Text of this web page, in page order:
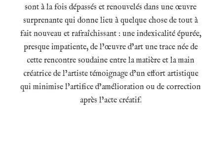
sont à la fois dépassés et renouvelés dans une œuvre
surprenante qui donne lieu à quelque chose de tout à
fait nouveau et rafraîchissant : une indexicalité épurée,
presque impatiente, de l’œuvre d’art une trace née de
cette rencontre soudaine entre la matière et la main
créatrice de l’artiste témoignage d’un effort artistique
qui minimise l’artifice d’amélioration ou de correction
après l’acte créatif.